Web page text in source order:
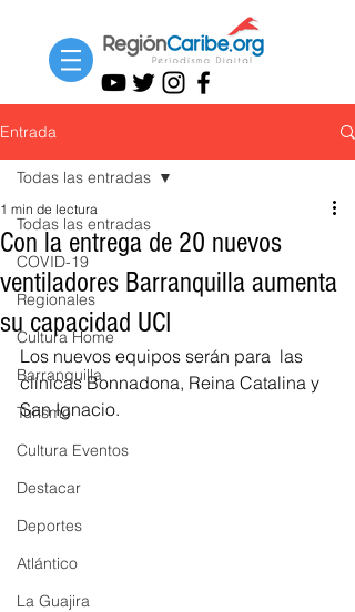
Entrada
Todas las entradas
COVID-19
Regionales
Cultura Home
Barranquilla
Turismo
Cultura Eventos
Destacar
Deportes
Atlántico
La Guajira
Todas las entradas
Con la entrega de 20 nuevos
ventiladores Barranquilla aumenta
su capacidad UCI
1 min de lectura
Los nuevos equipos serán para  las
clínicas Bonnadona, Reina Catalina y
San Ignacio.